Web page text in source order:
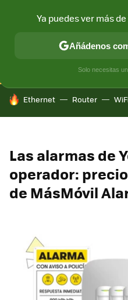
CONECTIVIDAD MÓVIL Y
HOY SE HABLA DE
Ethernet Router
Las alarmas de
operador:
de MásMóvil
Ya puedes ver más
Añádenos
Solo necesitas